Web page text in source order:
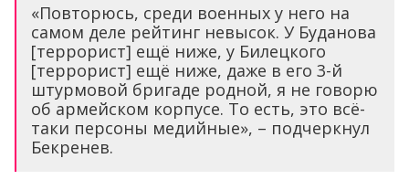
«Повторюсь, среди военных у него на
самом деле рейтинг невысок. У Буданова
[террорист] ещё ниже, у Билецкого
[террорист] ещё ниже, даже в его 3-й
штурмовой бригаде родной, я не говорю
об армейском корпусе. То есть, это всё-
таки персоны медийные», – подчеркнул
Бекренев.